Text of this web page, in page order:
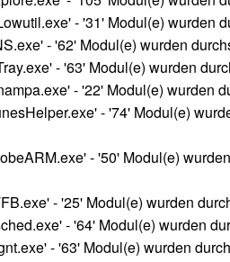
- '31' Modul(e) wurden
- '62' Modul(e) wurden
- '63' Modul(e) wurden
- '22' Modul(e) wurden
- '74' Modul(e)
- '50' Modul(e) wurden
- '25' Modul(e) wurden
- '64' Modul(e) wurden
- '63' Modul(e) wurden